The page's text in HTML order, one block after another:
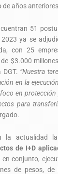
de años
51
ya se
con 25
$3.000
“Nuestra
en la
en
para
la actualidad
de I+D
conjunto,
de pesos, de